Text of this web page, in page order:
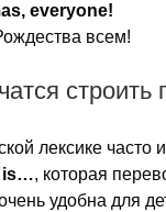
everyone!
всем!
лексике часто
is…, которая
удобна для